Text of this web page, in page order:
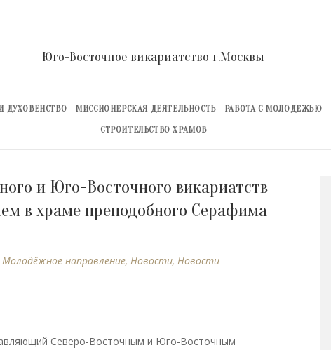
Юго-Восточное викариатство г.Москвы
ДУХОВЕНСТВО МИССИОНЕРСКАЯ ДЕЯТЕЛЬНОСТЬ РАБОТА С МОЛОДЕЖЬЮ
СТРОИТЕЛЬСТВО ХРАМОВ
и Юго-Восточного викариатств
в храме преподобного Серафима
Молодёжное направление, Новости, Новости
Северо-Восточным и Юго-Восточным